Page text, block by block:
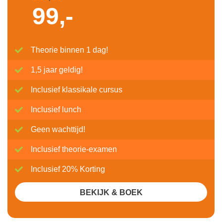
99,-
Theorie binnen 1 dag!
1,5 jaar geldig!
Inclusief klassikale cursus
Inclusief lunch
Geen wachttijd!
Inclusief theorie-examen
Inclusief 20% Korting
BEKIJK & BOEK